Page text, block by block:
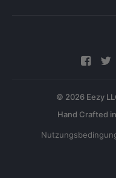
© 2026 Eezy